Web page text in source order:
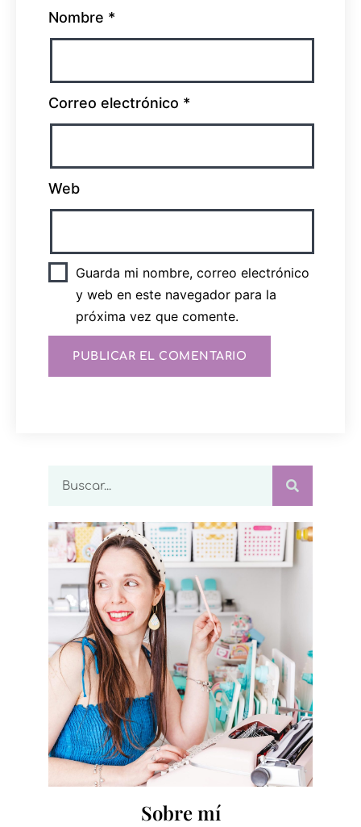
Nombre *
Correo electrónico *
Web
Guarda mi nombre, correo electrónico
y web en este navegador para la
próxima vez que comente.
Sobre mí